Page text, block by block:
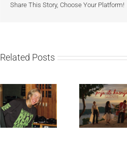
Share This Story, Choose Your Platform!
Related Posts
Ellie Goulding
otkriva nežniju
stranu novim
Silente
objavio novi